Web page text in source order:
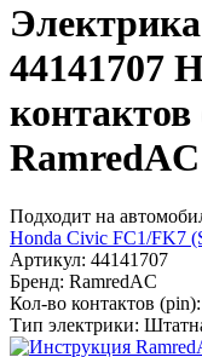
44141707
Подходит на
Honda Civic FC1/FK7
Артикул: 44141707
Бренд: RamredAC
Кол-во контактов (pin):
Тип электрики: